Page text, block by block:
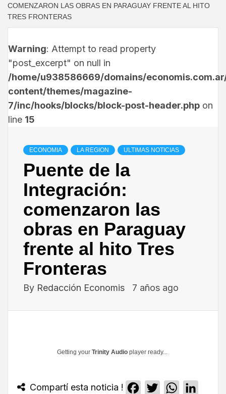
COMENZARON LAS OBRAS EN PARAGUAY FRENTE AL HITO
TRES FRONTERAS
Warning: Attempt to read property
"post_excerpt" on null in
/home/u938586669/domains/
content/themes/magazine-
7/inc/hooks/blocks/block-post-header.php on
line 15
ECONOMIA LA REGION ULTIMAS NOTICIAS
Puente de la
Integración:
comenzaron las
obras en Paraguay
frente al hito Tres
Fronteras
By Redacción Economis 7 años ago
Getting your Trinity Audio player ready...
Compartí esta noticia ! Facebook
TwitterWhatsApp